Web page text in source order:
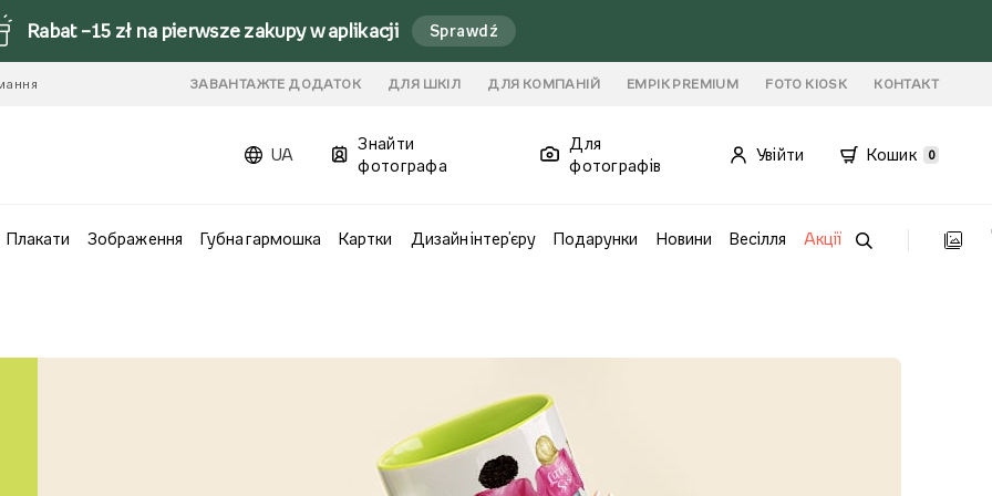
Rabat –15 zł na pierwsze zakupy w aplikacji Sprawdź
ЗАВАНТАЖТЕ ДОДАТОК ДЛЯ ШКІЛ ДЛЯ КОМПАНІЙ EMPIK PREMIUM FOTO KIOSK КОНТАКТ
UA
Знайти
фотографа
Для
фотографів
Увійти Кошик 0
Плакати Зображення Губна гармошка Картки Дизайн інтер'єру Подарунки Новини Весілля Акції